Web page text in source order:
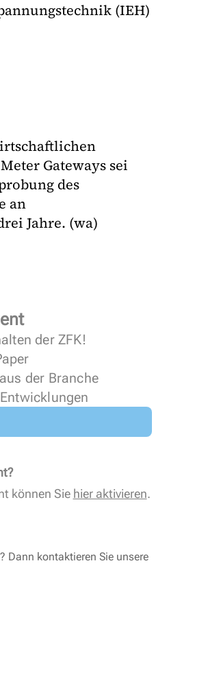
(IEH)
Gateways sei
des
an
Jahre. (wa)
der ZFK!
der Branche
können Sie hier aktivieren.
Dann kontaktieren Sie unsere